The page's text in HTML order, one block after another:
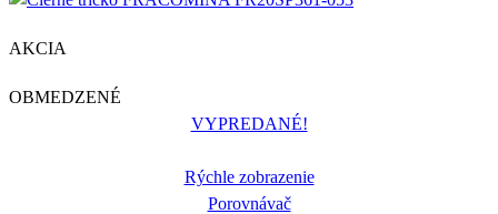
AKCIA
OBMEDZENÉ
VYPREDANÉ!
Rýchle zobrazenie
Porovnávač